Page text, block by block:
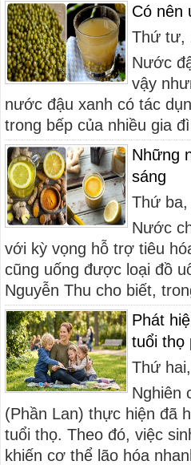
Có nên
Thứ tư,
Nước
vậy
nước đậu xanh có tác
trong bếp của nhiều gia
Những
sáng
Thứ ba,
Nước
với kỳ vọng hỗ trợ tiêu
cũng uống được loại đồ
Nguyễn Thu cho biết,
Phát
tuổi thọ
Thứ
Nghiên
(Phần Lan) thực hiện đã
tuổi thọ. Theo đó, việc
khiến cơ thể lão hóa